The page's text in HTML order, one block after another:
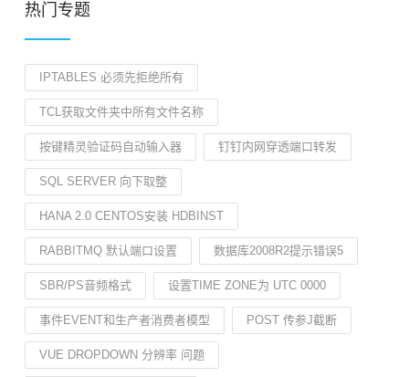
热门专题
IPTABLES 必须先拒绝所有
TCL获取文件夹中所有文件名称
按键精灵验证码自动输入器 钉钉内网穿透端口转发
SQL SERVER 向下取整
HANA 2.0 CENTOS安装 HDBINST
RABBITMQ 默认端口设置 数据库2008R2提示错误5
SBR/PS音频格式 设置TIME ZONE为 UTC 0000
事件EVENT和生产者消费者模型 POST 传参J截断
VUE DROPDOWN 分辨率 问题